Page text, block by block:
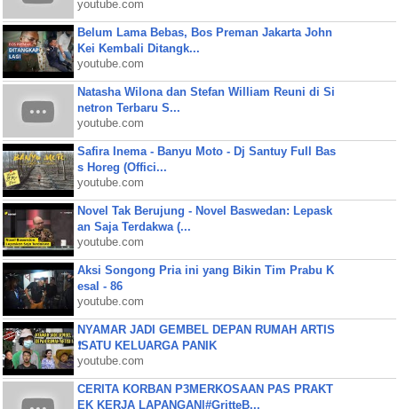
youtube.com
Belum Lama Bebas, Bos Preman Jakarta John
Kei Kembali Ditangk...
youtube.com
Natasha Wilona dan Stefan William Reuni di Si
netron Terbaru S...
youtube.com
Safira Inema - Banyu Moto - Dj Santuy Full Bas
s Horeg (Offici...
youtube.com
Novel Tak Berujung - Novel Baswedan: Lepask
an Saja Terdakwa (...
youtube.com
Aksi Songong Pria ini yang Bikin Tim Prabu K
esal - 86
youtube.com
NYAMAR JADI GEMBEL DEPAN RUMAH ARTIS
❗SATU KELUARGA PANIK
youtube.com
CERITA KORBAN P3MERKOSAAN PAS PRAKT
EK KERJA LAPANGAN|#GritteB...